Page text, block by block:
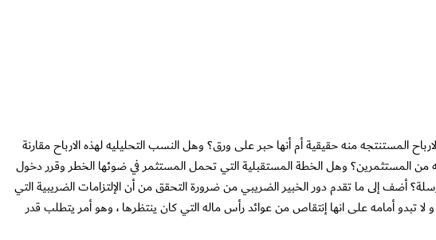
منه حقيقية أم أنها حبر على ورق؟ وهل النسب التحليليه لهذه الارباح مقارنة
المستثمرين؟ وهل الخطة المستقبلية التي تحمل المستثمر في ضوئها الخطر وقرر دخول
أضف إلى ما تقدم دور الخبير الضريبي من ضرورة التحقق من أن الإلتزامات الضريبية التي
تبدو أمامه على انها إنتقاص من عوائد رأس ماله التي كان ينتظرها ، وهو أمر يتطلب قدر